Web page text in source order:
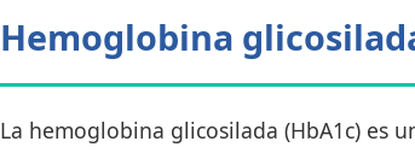
Hemoglobina
La hemoglobina glicosilada (HbA1c) es